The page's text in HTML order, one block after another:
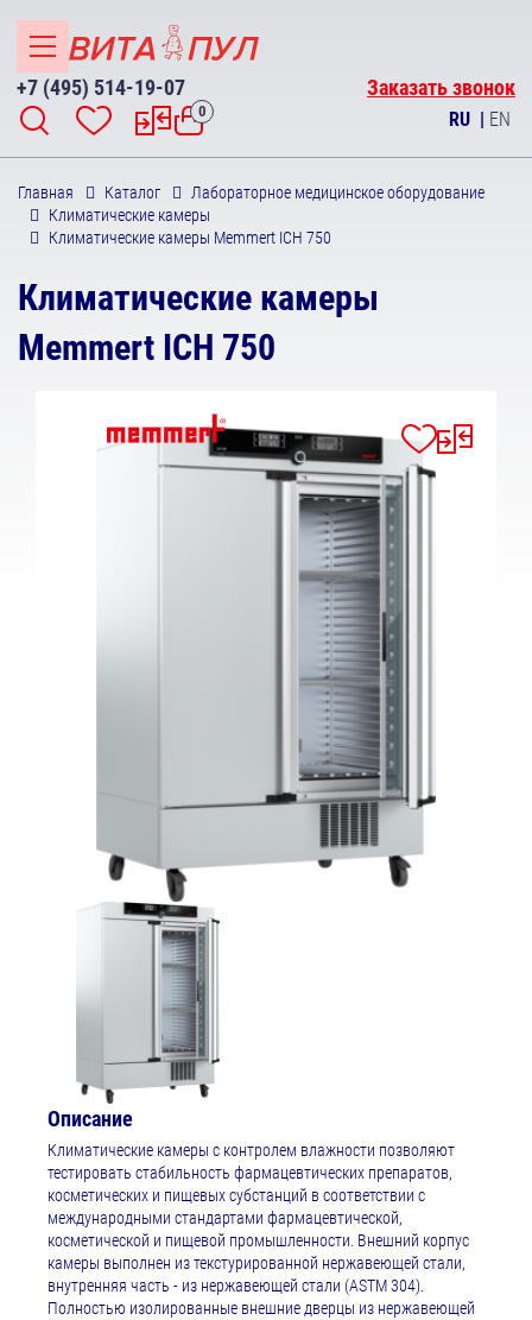
+7 (495) 514-19-07 Заказать звонок
0 RU | EN
Главная Каталог
Лабораторное медицинское оборудование
Климатические камеры
Климатические камеры Memmert ICH 750
Климатические камеры
Memmert ICH 750
Описание
Климатические камеры с контролем влажности позволяют
тестировать стабильность фармацевтических препаратов,
косметических и пищевых субстанций в соответствии с
международными стандартами фармацевтической,
косметической и пищевой промышленности. Внешний корпус
камеры выполнен из текстурированной нержавеющей стали,
внутренняя часть - из нержавеющей стали (ASTM 304).
Полностью изолированные внешние дверцы из нержавеющей